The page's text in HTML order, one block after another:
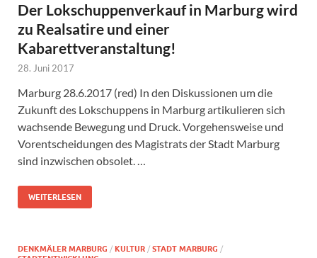
Der Lokschuppenverkauf in Marburg wird
zu Realsatire und einer
Kabarettveranstaltung!
28. Juni 2017
Marburg 28.6.2017 (red) In den Diskussionen um die
Zukunft des Lokschuppens in Marburg artikulieren sich
wachsende Bewegung und Druck. Vorgehensweise und
Vorentscheidungen des Magistrats der Stadt Marburg
sind inzwischen obsolet. …
WEITERLESEN
DENKMÄLER MARBURG / KULTUR / STADT MARBURG /